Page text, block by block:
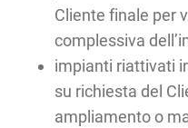
Cliente finale per
complessiva
impianti riattivati
su richiesta del
ampliamento o